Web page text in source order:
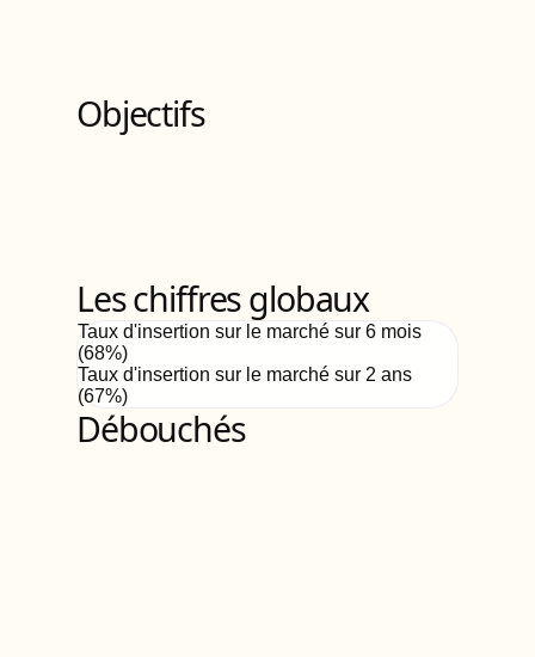
Objectifs
Les chiffres globaux
Taux d'insertion sur le marché sur 6 mois
(68%)
Taux d'insertion sur le marché sur 2 ans
(67%)
Débouchés